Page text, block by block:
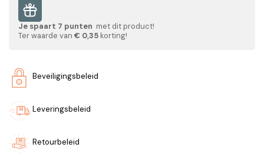
Je spaart 7 punten met dit product!
Ter waarde van € 0,35 korting!
Beveiligingsbeleid
Leveringsbeleid
Retourbeleid